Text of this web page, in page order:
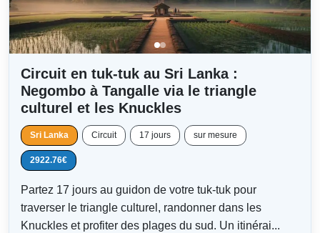
Circuit en tuk-tuk au Sri Lanka :
Negombo à Tangalle via le triangle
culturel et les Knuckles
Sri Lanka Circuit 17 jours sur mesure
2922.76€
Partez 17 jours au guidon de votre tuk-tuk pour
traverser le triangle culturel, randonner dans les
Knuckles et profiter des plages du sud. Un itinérai...